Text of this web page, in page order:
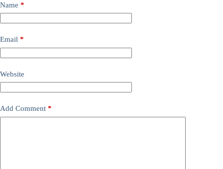
Name *
Email *
Website
Add Comment *